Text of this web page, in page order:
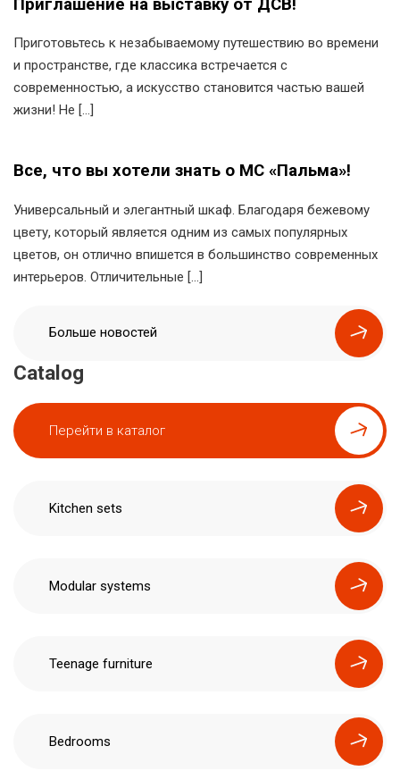
Приглашение на выставку от ДСВ!
Приготовьтесь к незабываемому путешествию во времени
и пространстве, где классика встречается с
современностью, а искусство становится частью вашей
жизни! Не […]
Все, что вы хотели знать о МС «Пальма»!
Универсальный и элегантный шкаф. Благодаря бежевому
цвету, который является одним из самых популярных
цветов, он отлично впишется в большинство современных
интерьеров. Отличительные […]
Больше новостей
Catalog
Перейти в каталог
Kitchen sets
Modular systems
Teenage furniture
Bedrooms